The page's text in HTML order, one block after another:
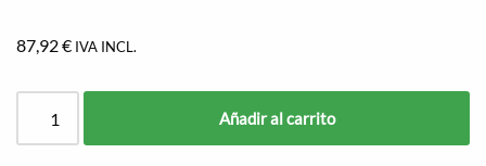
87,92€ IVA INCL.
Añadir al carrito